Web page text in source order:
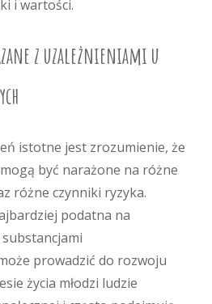
i wartości.
z uzależnieniami u
istotne jest zrozumienie, że
być narażone na różne
różne czynniki ryzyka.
podatna na
prowadzić do rozwoju
życia młodzi ludzie